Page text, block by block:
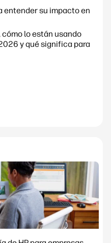
entender su impacto en
lo están usando
y qué significa para